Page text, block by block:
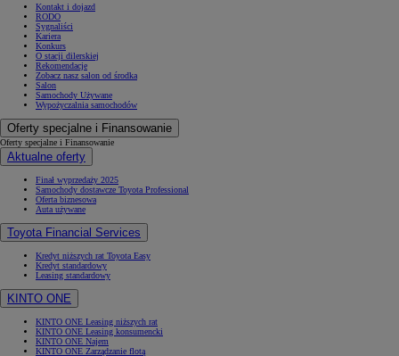
Kontakt i dojazd
RODO
Sygnaliści
Kariera
Konkurs
O stacji dilerskiej
Rekomendacje
Zobacz nasz salon od środka
Salon
Samochody Używane
Wypożyczalnia samochodów
Oferty specjalne i Finansowanie
Oferty specjalne i Finansowanie
Aktualne oferty
Finał wyprzedaży 2025
Samochody dostawcze Toyota Professional
Oferta biznesowa
Auta używane
Toyota Financial Services
Kredyt niższych rat Toyota Easy
Kredyt standardowy
Leasing standardowy
KINTO ONE
KINTO ONE Leasing niższych rat
KINTO ONE Leasing konsumencki
KINTO ONE Najem
KINTO ONE Zarządzanie flotą